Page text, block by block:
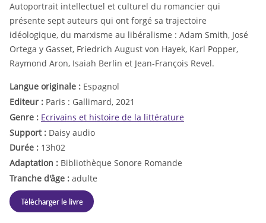
Autoportrait intellectuel et culturel du romancier qui
présente sept auteurs qui ont forgé sa trajectoire
idéologique, du marxisme au libéralisme : Adam Smith, José
Ortega y Gasset, Friedrich August von Hayek, Karl Popper,
Raymond Aron, Isaiah Berlin et Jean-François Revel.
Langue originale : Espagnol
Editeur : Paris : Gallimard, 2021
Genre : Ecrivains et histoire de la littérature
Support : Daisy audio
Durée : 13h02
Adaptation : Bibliothèque Sonore Romande
Tranche d'âge : adulte
Télécharger le livre